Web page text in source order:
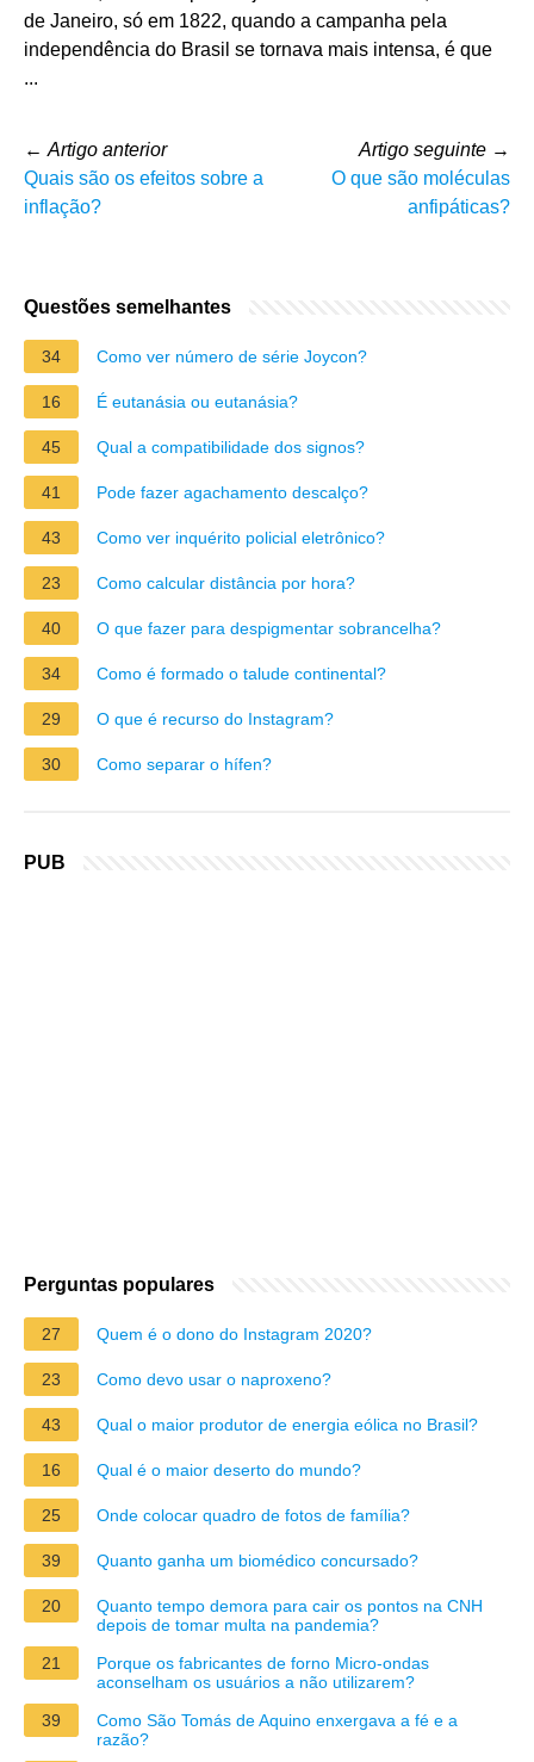
de Janeiro, só em 1822, quando a campanha pela
independência do Brasil se tornava mais intensa, é que
...
← Artigo anterior
Quais são os efeitos sobre a
inflação?
Artigo seguinte →
O que são moléculas
anfipáticas?
Questões semelhantes
34 Como ver número de série Joycon?
16 É eutanásia ou eutanásia?
45 Qual a compatibilidade dos signos?
41 Pode fazer agachamento descalço?
43 Como ver inquérito policial eletrônico?
23 Como calcular distância por hora?
40 O que fazer para despigmentar sobrancelha?
34 Como é formado o talude continental?
29 O que é recurso do Instagram?
30 Como separar o hífen?
PUB
Perguntas populares
27 Quem é o dono do Instagram 2020?
23 Como devo usar o naproxeno?
43 Qual o maior produtor de energia eólica no Brasil?
16 Qual é o maior deserto do mundo?
25 Onde colocar quadro de fotos de família?
39 Quanto ganha um biomédico concursado?
20
Quanto tempo demora para cair os pontos na CNH
depois de tomar multa na pandemia?
21
Porque os fabricantes de forno Micro-ondas
aconselham os usuários a não utilizarem?
39
Como São Tomás de Aquino enxergava a fé e a
razão?